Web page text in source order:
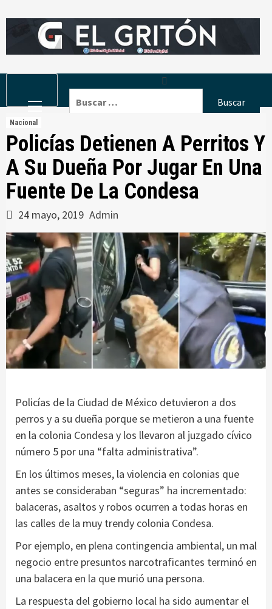
to
Menu
Nacional
Policías Detienen A Perritos Y
A Su Dueña Por Jugar En Una
Fuente De La Condesa
24 mayo, 2019 Admin
Policías de la Ciudad de México detuvieron a dos
perros y a su dueña porque se metieron a una fuente
en la colonia Condesa y los llevaron al juzgado cívico
número 5 por una “falta administrativa”.
En los últimos meses, la violencia en colonias que
antes se consideraban “seguras” ha incrementado:
balaceras, asaltos y robos ocurren a todas horas en
las calles de la muy trendy colonia Condesa.
Por ejemplo, en plena contingencia ambiental, un mal
negocio entre presuntos narcotraficantes terminó en
una balacera en la que murió una persona.
La respuesta del gobierno local ha sido aumentar el